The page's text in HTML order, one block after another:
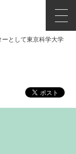
として東京科学大学